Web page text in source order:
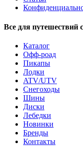
Все для путешествий
Каталог
Офф-роад
Пикапы
Лодки
ATV/UTV
Снегоходы
Шины
Диски
Лебедки
Новинки
Бренды
Контакты